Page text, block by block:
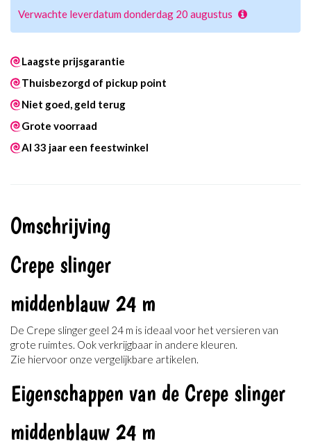
Verwachte leverdatum donderdag 20 augustus
Laagste prijsgarantie
Thuisbezorgd of pickup point
Niet goed, geld terug
Grote voorraad
Al 33 jaar een feestwinkel
Omschrijving
Crepe slinger
middenblauw 24 m
De Crepe slinger geel 24 m is ideaal voor het versieren van
grote ruimtes. Ook verkrijgbaar in andere kleuren.
Zie hiervoor onze vergelijkbare artikelen.
Eigenschappen van de Crepe slinger
middenblauw 24 m